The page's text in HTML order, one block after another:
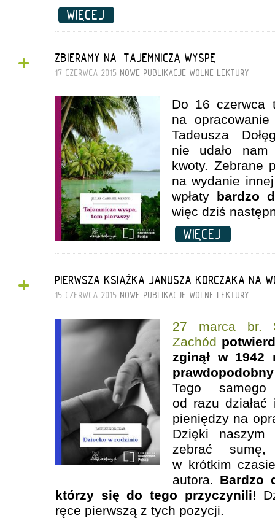
WIĘCEJ
+ ZBIERAMY NA „TAJEMNICZĄ WYSPĘ”
17 CZERWCA 2015 NOWE PUBLIKACJE WOLNE LEKTURY
Do 16 czerwca
na
Tadeusza
nie udało
kwoty. Zebrane
na wydanie
wpłaty bardzo
więc dziś
WIĘCEJ
+ PIERWSZA KSIĄŻKA JANUSZA KORCZAKA NA
15 CZERWCA 2015 NOWE PUBLIKACJE WOLNE LEKTURY
27 marca br.
Zachód
zginął w 1942
Tego samego
od razu
pieniędzy na
Dzięki naszym
zebrać
w krótkim
autora. Bardzo
którzy się do tego przyczynili!
ręce pierwszą z tych pozycji.